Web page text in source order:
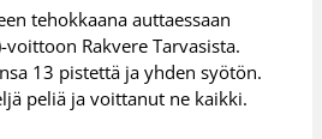
tehokkaana auttaessaan
Rakvere Tarvasista.
13 pistettä ja yhden syötön.
peliä ja voittanut ne kaikki.